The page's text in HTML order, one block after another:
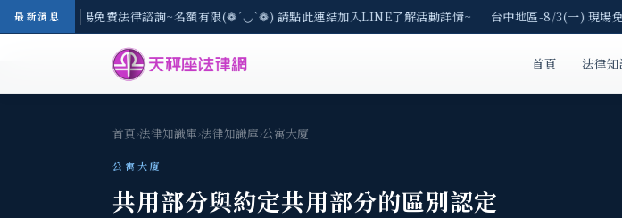
最新消息
-8/3(一) 現場免費法律諮詢~名額有限(❁´◡`❁) 請點此連結加入LINE了解活動詳情~ 台中地區-8/3(一) 現場免
首頁 法律
首頁›法律知識庫›法律知識庫›公寓大廈
公寓大廈
共用部分與約定共用部分的區別認定